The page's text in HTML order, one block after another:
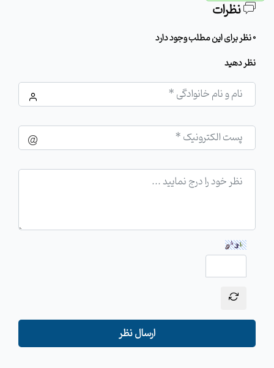
نظرات
0 نظر برای این مطلب وجود دارد
نظر دهید
ارسال نظر